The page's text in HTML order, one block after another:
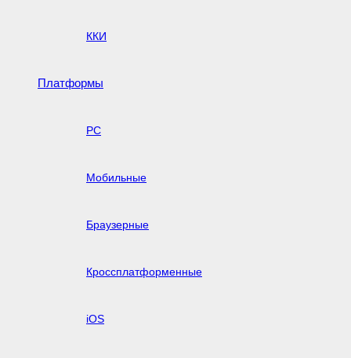
ККИ
Платформы
PC
Мобильные
Браузерные
Кроссплатформенные
iOS